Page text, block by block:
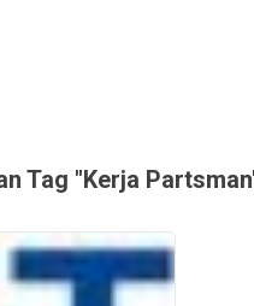
Tag "Kerja